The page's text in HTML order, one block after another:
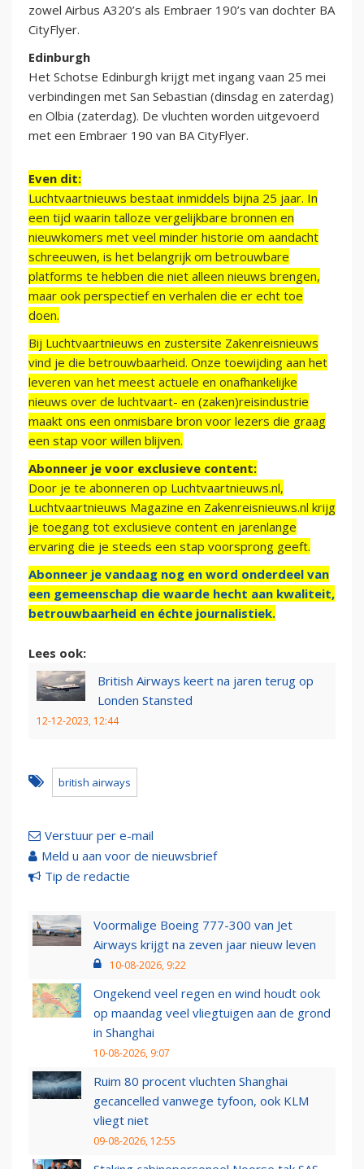
zowel Airbus A320’s als Embraer 190’s van dochter BA
CityFlyer.
Edinburgh
Het Schotse Edinburgh krijgt met ingang vaan 25 mei
verbindingen met San Sebastian (dinsdag en zaterdag)
en Olbia (zaterdag). De vluchten worden uitgevoerd
met een Embraer 190 van BA CityFlyer.
Even dit:
Luchtvaartnieuws bestaat inmiddels bijna 25 jaar. In
een tijd waarin talloze vergelijkbare bronnen en
nieuwkomers met veel minder historie om aandacht
schreeuwen, is het belangrijk om betrouwbare
platforms te hebben die niet alleen nieuws brengen,
maar ook perspectief en verhalen die er echt toe
doen.
Bij Luchtvaartnieuws en zustersite Zakenreisnieuws
vind je die betrouwbaarheid. Onze toewijding aan het
leveren van het meest actuele en onafhankelijke
nieuws over de luchtvaart- en (zaken)reisindustrie
maakt ons een onmisbare bron voor lezers die graag
een stap voor willen blijven.
Abonneer je voor exclusieve content:
Door je te abonneren op Luchtvaartnieuws.nl,
Luchtvaartnieuws Magazine en Zakenreisnieuws.nl krijg
je toegang tot exclusieve content en jarenlange
ervaring die je steeds een stap voorsprong geeft.
Abonneer je vandaag nog en word onderdeel van
een gemeenschap die waarde hecht aan kwaliteit,
betrouwbaarheid en échte journalistiek.
Lees ook:
British Airways keert na jaren terug op
Londen Stansted
12-12-2023, 12:44
british airways
Verstuur per e-mail
Meld u aan voor de nieuwsbrief
Tip de redactie
Voormalige Boeing 777-300 van Jet
Airways krijgt na zeven jaar nieuw leven
10-08-2026, 9:22
Ongekend veel regen en wind houdt ook
op maandag veel vliegtuigen aan de grond
in Shanghai
10-08-2026, 9:07
Ruim 80 procent vluchten Shanghai
gecancelled vanwege tyfoon, ook KLM
vliegt niet
09-08-2026, 12:55